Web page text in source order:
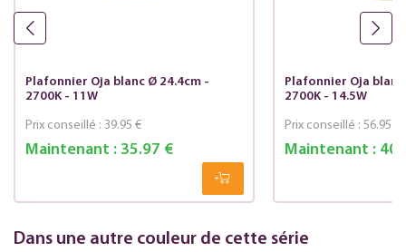
Plafonnier Oja blanc Ø 24.4cm -
2700K - 11W
Maintenant :35.97 €
Prix conseillé : 39.95 €
Plafonnier Oja
2700K - 14.5W
Maintenant :
Prix conseillé : 56.95 €
Dans une autre couleur de cette série